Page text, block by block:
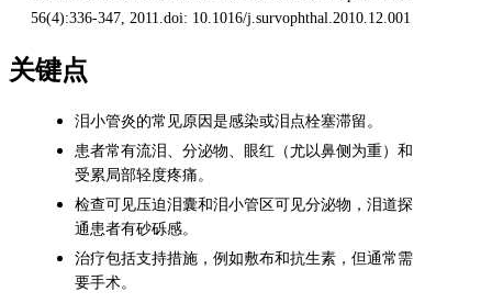
56(4):336-347, 2011.doi: 10.1016/j.survophthal.2010.12.001
关键点
泪小管炎的常见原因是感染或泪点栓塞滞留。
患者常有流泪、分泌物、眼红（尤以鼻侧为重）和
受累局部轻度疼痛。
检查可见压迫泪囊和泪小管区可见分泌物，泪道探
通患者有砂砾感。
治疗包括支持措施，例如敷布和抗生素，但通常需
要手术。